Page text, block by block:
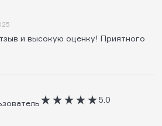
и высокую оценку! Приятного
5.0